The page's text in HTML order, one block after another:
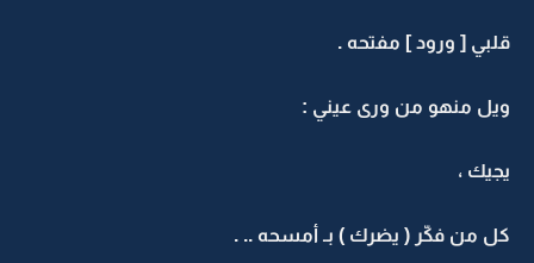
قلبي [ ورود ] مفتحه .
ويل منهو من ورى عيني :
يجيك ،
كل من فكّر ( يضرك ) بـ أمسحه .. .